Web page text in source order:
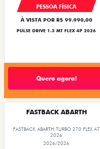
PESSOA FÍSICA
À VISTA POR R$ 99.990,00
PULSE DRIVE 1.3 MT FLEX 4P 2026
Quero agora!
FASTBACK ABARTH
FASTBACK ABARTH TURBO 270 FLEX AT
2026
2026/2026